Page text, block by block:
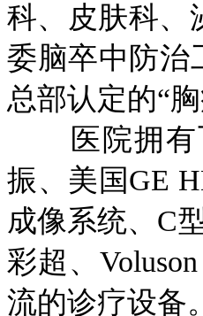
科、皮肤科、
委脑卒中防治
总部认定的“
医院拥有飞
振、美国GE
成像系统、C
彩超、
流的诊疗设备